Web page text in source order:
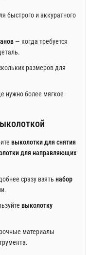
быстрого и аккуратного
— когда требуется
размеров для
нужно более мягкое
выколотки для снятия
для направляющих
сразу взять набор
выколотку
материалы